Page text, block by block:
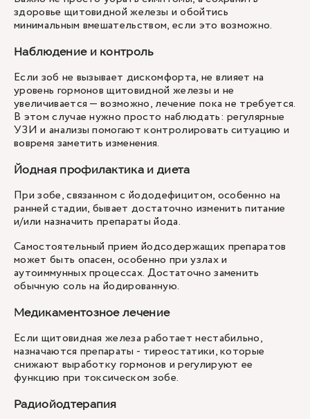
здоровье щитовидной железы и обойтись
минимальным вмешательством, если это возможно.
Наблюдение и контроль
Если зоб не вызывает дискомфорта, не влияет на
уровень гормонов щитовидной железы и не
увеличивается — возможно, лечение пока не требуется.
В этом случае нужно просто наблюдать: регулярные
УЗИ и анализы помогают контролировать ситуацию и
вовремя заметить изменения.
Йодная профилактика и диета
При зобе, связанном с йододефицитом, особенно на
ранней стадии, бывает достаточно изменить питание
и/или назначить препараты йода.
Самостоятельный прием йодсодержащих препаратов
может быть опасен, особенно при узлах и
аутоиммунных процессах. Достаточно заменить
обычную соль на йодированную.
Медикаментозное лечение
Если щитовидная железа работает нестабильно,
назначаются препараты - тиреостатики, которые
снижают выработку гормонов и регулируют ее
функцию при токсическом зобе.
Радиойодтерапия